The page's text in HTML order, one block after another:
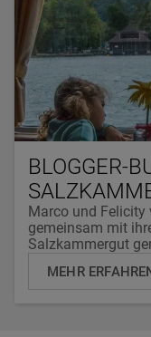
BLOGGER-
Marco und Felicity
gemeinsam mit
Salzkammergut
MEHR